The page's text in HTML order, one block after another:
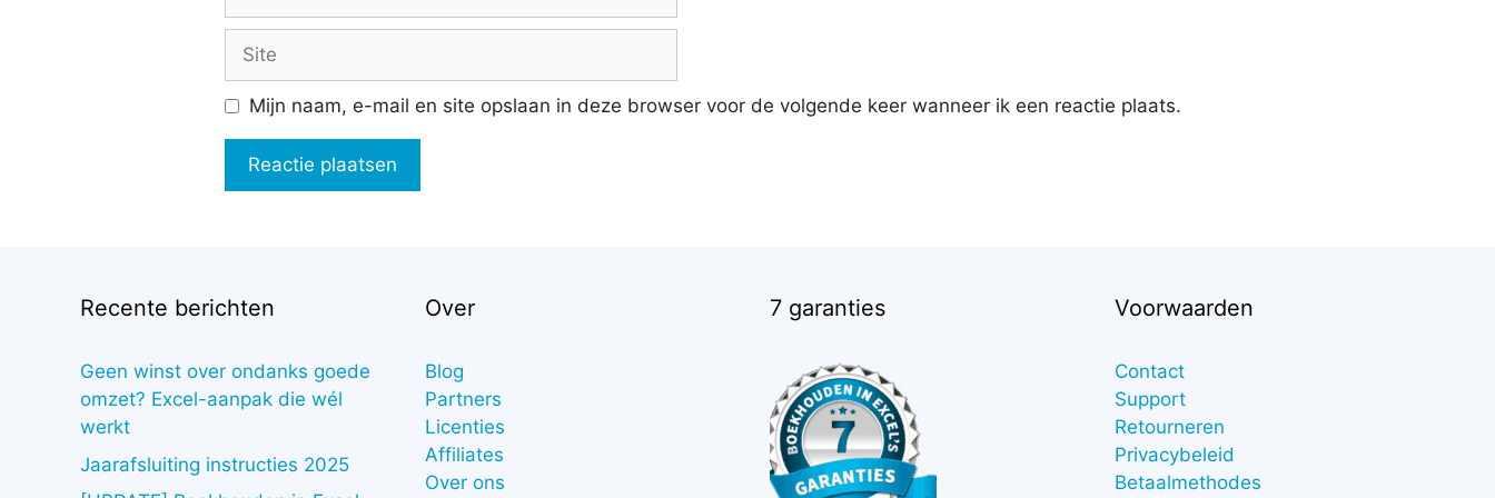
Site
Mijn naam, e-mail en site opslaan in deze browser voor de volgende keer wanneer ik een reactie plaats.
Recente berichten
Geen winst over ondanks goede
omzet? Excel-aanpak die wél
werkt
Jaarafsluiting instructies 2025
Over
Blog
Partners
Licenties
Affiliates
Over ons
7 garanties Voorwaarden
Contact
Support
Retourneren
Privacybeleid
Betaalmethodes